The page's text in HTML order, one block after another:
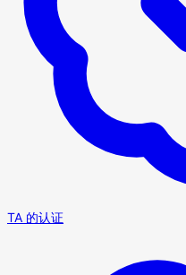
TA 的认证